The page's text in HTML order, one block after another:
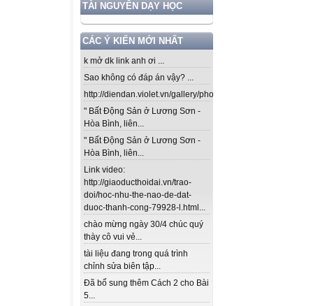
TÀI NGUYÊN DẠY HỌC
CÁC Ý KIẾN MỚI NHẤT
k mở dk link anh ơi ...
Sao không có đáp án vậy? ...
http://diendan.violet.vn/gallery/photos/302...
" Bất Động Sản ở Lương Sơn -
Hòa Bình, liên...
" Bất Động Sản ở Lương Sơn -
Hòa Bình, liên...
Link video:
http://giaoducthoidai.vn/trao-
doi/hoc-nhu-the-nao-de-dat-
duoc-thanh-cong-79928-l.html...
chào mừng ngày 30/4 chúc quý
thày cô vui vẻ...
tài liệu đang trong quá trình
chỉnh sửa biên tập...
Đã bổ sung thêm Cách 2 cho Bài
5...